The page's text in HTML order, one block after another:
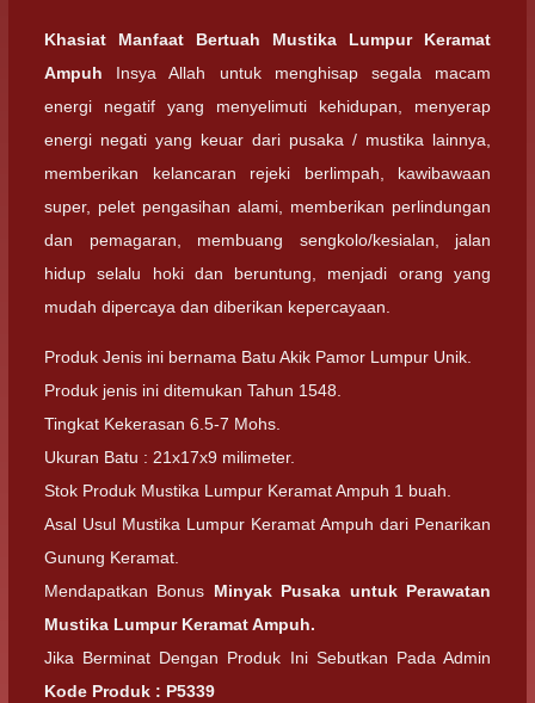
Khasiat Manfaat Bertuah Mustika Lumpur Keramat
Ampuh Insya Allah untuk menghisap segala macam
energi negatif yang menyelimuti kehidupan, menyerap
energi negati yang keuar dari pusaka / mustika lainnya,
memberikan kelancaran rejeki berlimpah, kawibawaan
super, pelet pengasihan alami, memberikan perlindungan
dan pemagaran, membuang sengkolo/kesialan, jalan
hidup selalu hoki dan beruntung, menjadi orang yang
mudah dipercaya dan diberikan kepercayaan.
Produk Jenis ini bernama Batu Akik Pamor Lumpur Unik.
Produk jenis ini ditemukan Tahun 1548.
Tingkat Kekerasan 6.5-7 Mohs.
Ukuran Batu : 21x17x9 milimeter.
Stok Produk Mustika Lumpur Keramat Ampuh 1 buah.
Asal Usul Mustika Lumpur Keramat Ampuh dari Penarikan
Gunung Keramat.
Mendapatkan Bonus Minyak Pusaka untuk Perawatan
Mustika Lumpur Keramat Ampuh.
Jika Berminat Dengan Produk Ini Sebutkan Pada Admin
Kode Produk : P5339